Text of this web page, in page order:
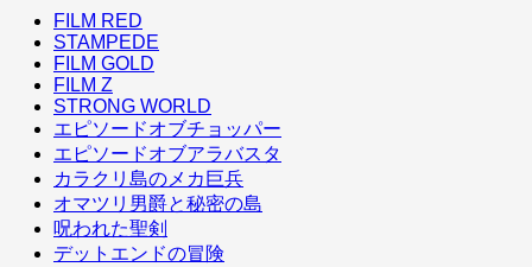
FILM RED
STAMPEDE
FILM GOLD
FILM Z
STRONG WORLD
エピソードオブチョッパー
エピソードオブアラバスタ
カラクリ島のメカ巨兵
オマツリ男爵と秘密の島
呪われた聖剣
デットエンドの冒険